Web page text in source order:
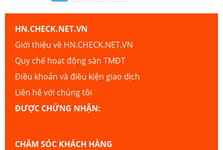
HN.CHECK.NET.VN
Giới thiệu về HN.CHECK.NET.VN
Quy chế hoạt động sàn TMĐT
Điều khoản và điều kiện giao dịch
Liên hệ với chúng tôi
ĐƯỢC CHỨNG NHẬN:
CHĂM SÓC KHÁCH HÀNG